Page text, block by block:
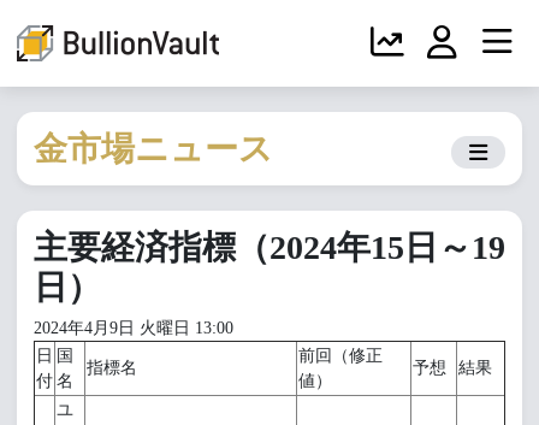
金市場ニュース
主要経済指標（2024年15日～19
日）
2024年4月9日 火曜日 13:00
日
付
国
名
指標名
前回（修正
値）
予想 結果
ユ